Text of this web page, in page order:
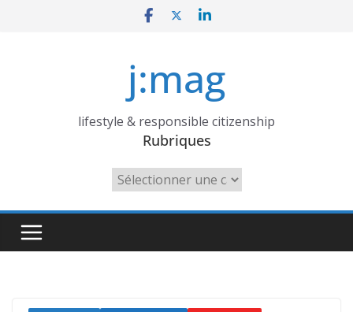
j:mag
lifestyle & responsible citizenship
Rubriques
Rubriques